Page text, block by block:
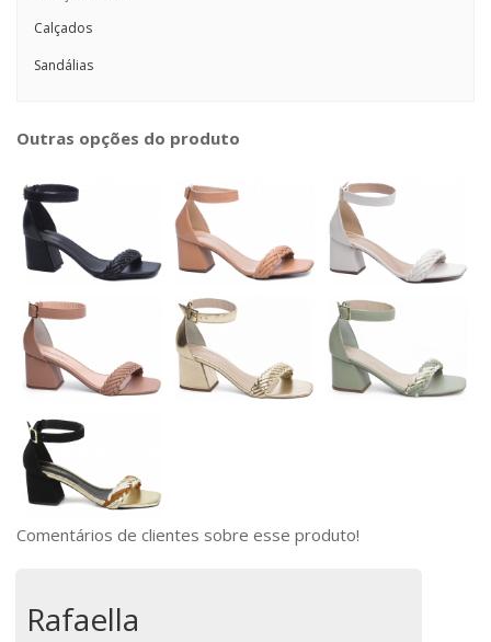
Calçados
Sandálias
Outras opções do produto
Comentários de clientes sobre esse produto!
Rafaella